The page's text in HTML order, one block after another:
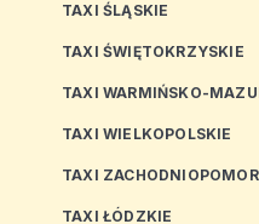
TAXI ŚLĄSKIE
TAXI ŚWIĘTOKRZYSKIE
TAXI WARMIŃSKO-
TAXI WIELKOPOLSKIE
TAXI
TAXI ŁÓDZKIE